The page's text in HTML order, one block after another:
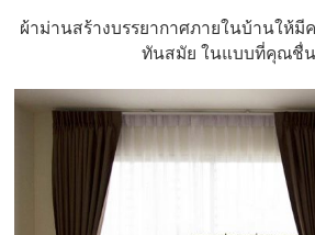
ผ้าม่านสร้างบรรยากาศภายในบ้านให้มี
ทันสมัย ในแบบที่คุณชื่